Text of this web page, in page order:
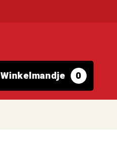
Winkelmandje 0